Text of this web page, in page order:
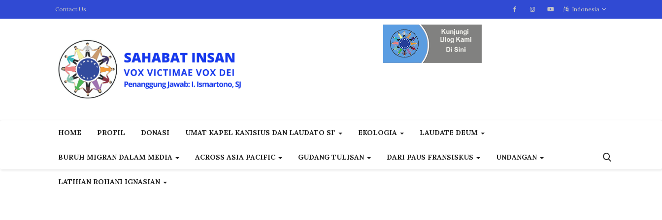
Contact Us Indonesia
HOME PROFIL DONASI UMAT KAPEL KANISIUS DAN LAUDATO SI' EKOLOGIA LAUDATE DEUM
BURUH MIGRAN DALAM MEDIA ACROSS ASIA PACIFIC GUDANG TULISAN DARI PAUS FRANSISKUS UNDANGAN
LATIHAN ROHANI IGNASIAN